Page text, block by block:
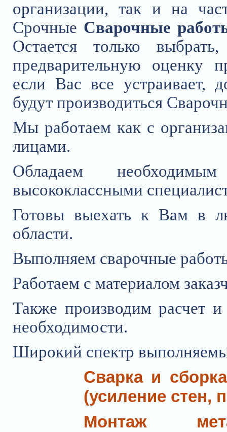
организации, так и на
Срочные Сварочные
Остается только
предварительную оценку
если Вас все устраивает,
будут производиться
Мы работаем как с
лицами.
Обладаем
высококлассными
Готовы выехать к Вам в
области.
Выполняем сварочные
Работаем с материалом
Также производим расчет
необходимости.
Широкий спектр
Сварка и
(усиление стен,
Монтаж